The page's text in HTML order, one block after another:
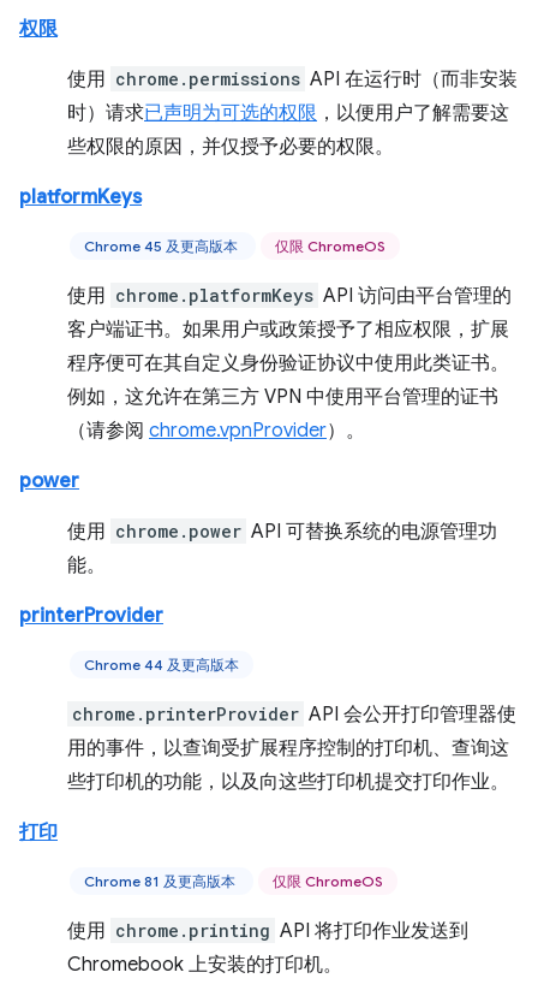
权限
使用 chrome.permissions API 在运行时（而非安装
时）请求已声明为可选的权限 ，以便用户了解需要这
些权限的原因，并仅授予必要的权限。
platformKeys
Chrome 45 及更高版本 仅限 ChromeOS
使用 chrome.platformKeys API 访问由平台管理的
客户端证书。如果用户或政策授予了相应权限，扩展
程序便可在其自定义身份验证协议中使用此类证书。
例如，这允许在第三方 VPN 中使用平台管理的证书
（请参阅 chrome.vpnProvider）。
power
使用 chrome.power API 可替换系统的电源管理功
能。
printerProvider
Chrome 44 及更高版本
chrome.printerProvider API 会公开打印管理器使
用的事件，以查询受扩展程序控制的打印机、查询这
些打印机的功能，以及向这些打印机提交打印作业。
打印
Chrome 81 及更高版本 仅限 ChromeOS
使用 chrome.printing API 将打印作业发送到
Chromebook 上安装的打印机。